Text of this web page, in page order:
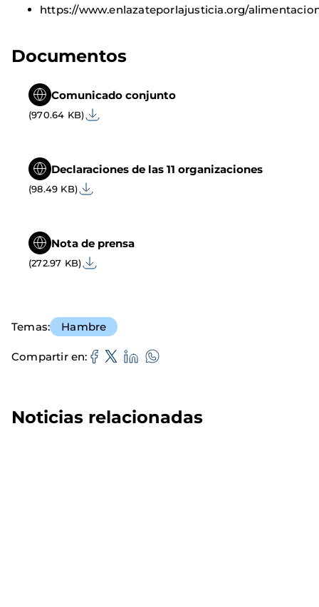
https://www.enlazateporlajusticia.org/
Documentos
Comunicado conjunto
(970.64 KB)
Declaraciones de las 11 organizaciones
(98.49 KB)
Nota de prensa
(272.97 KB)
Temas Hambre
Compartir en
Noticias relacionadas